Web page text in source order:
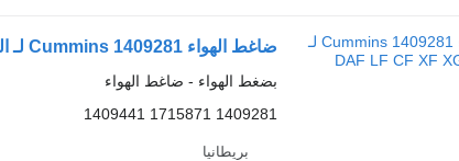
ضاغط الهواء Cummins 1409281 لـ الشاحنات DAF LF CF XF XG
بضغط الهواء - ضاغط الهواء
1409281 1715871 1409441
بريطانيا